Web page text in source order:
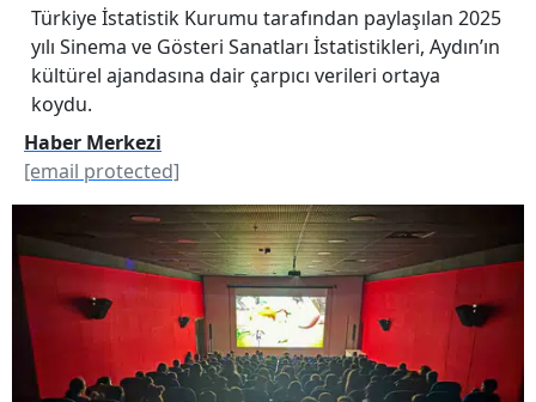
Türkiye İstatistik Kurumu tarafından paylaşılan 2025
yılı Sinema ve Gösteri Sanatları İstatistikleri, Aydın’ın
kültürel ajandasına dair çarpıcı verileri ortaya
koydu.
Haber Merkezi
[email protected]